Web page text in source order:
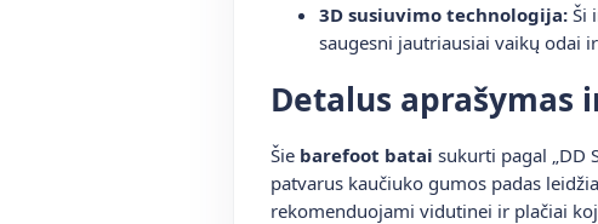
3D susiuvimo technologija: Ši
saugesni jautriausiai vaikų odai
Detalus aprašymas
Šie barefoot batai sukurti pagal „DD
patvarus kaučiuko gumos padas
rekomenduojami vidutinei ir plačiai